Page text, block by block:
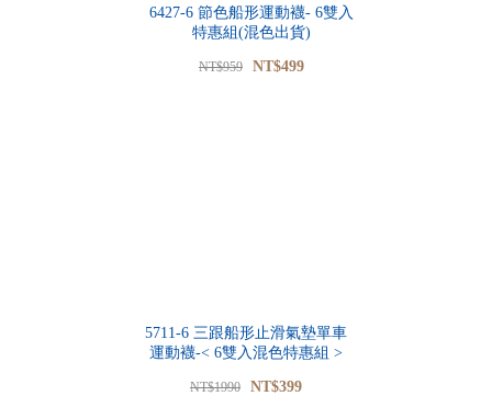
6427-6 節色船形運動襪- 6雙入
特惠組(混色出貨)
NT$959 NT$499
5711-6 三跟船形止滑氣墊單車
運動襪-< 6雙入混色特惠組 >
NT$1990 NT$399